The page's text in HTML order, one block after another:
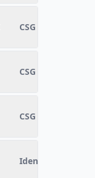
CSG déductible
CSG déductible
CSG déductible
Identifiant du